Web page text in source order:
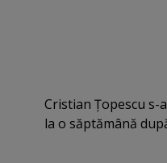
Cristian Ţopescu s-
la o săptămână